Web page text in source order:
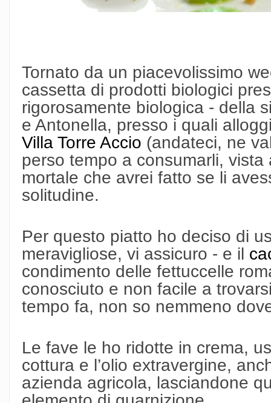
Tornato da un piacevolissimo
cassetta di prodotti biologici
rigorosamente biologica - della
e Antonella, presso i quali
Villa Torre Accio (andateci, ne
perso tempo a consumarli,
mortale che avrei fatto se li
solitudine.
Per questo piatto ho deciso di
meravigliose, vi assicuro - e il
condimento delle fettuccelle
conosciuto e non facile a
tempo fa, non so nemmeno
Le fave le ho ridotte in crema,
cottura e l’olio extravergine,
azienda agricola, lasciandone